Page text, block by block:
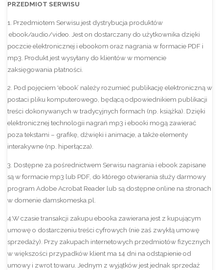
PRZEDMIOT SERWISU
1. Przedmiotem Serwisu jest dystrybucja produktów
ebook/audio/video. Jest on dostarczany do użytkownika dzięki
poczcie elektronicznej i ebookom oraz nagrania w formacie PDF i
mp3. Produkt jest wysyłany do klientów w momencie
zaksięgowania płatności.
2. Pod pojęciem 'ebook’ należy rozumieć publikację elektroniczną w
postaci pliku komputerowego, będącą odpowiednikiem publikacji
treści dokonywanych w tradycyjnych formach (np. książka). Dzięki
elektronicznej technologii nagrań mp3 i ebooki mogą zawierać
poza tekstami – grafikę, dźwięki i animacje, a także elementy
interakywne (np. hiperłącza).
3. Dostępne za pośrednictwem Serwisu nagrania i ebook zapisane
są w formacie mp3 lub PDF, do którego otwierania służy darmowy
program Adobe Acrobat Reader lub są dostępne online na stronach
w domenie damskomeska.pl.
4.W czasie transakcji zakupu ebooka zawierana jest z kupującym
umowę o dostarczeniu treści cyfrowych (nie zaś zwykłą umowę
sprzedaży). Przy zakupach internetowych przedmiotów fizycznych
w większości przypadków klient ma 14 dni na odstąpienie od
umowy i zwrot towaru. Jednym z wyjątków jest jednak sprzedaż